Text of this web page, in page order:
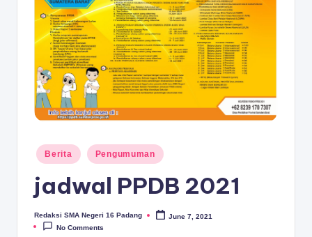
P
D
A
GPosted
in
Berita Pengumuman
jadwal PPDB 2021
Posted
by
Redaksi SMA Negeri 16 Padang
June 7, 2021
No Comments